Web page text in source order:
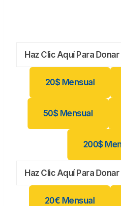
Haz Clic Aquí Para
20$ Mensual
50$ Mensual
200$
Haz Clic Aquí Para
20€ Mensual